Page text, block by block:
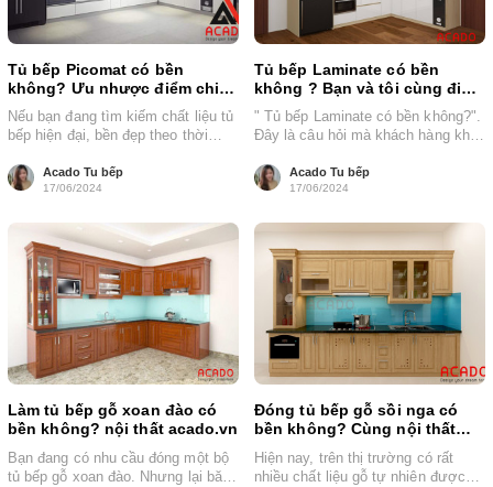
Tủ bếp Picomat có bền
không? Ưu nhược điểm chi
tiết
Nếu bạn đang tìm kiếm chất liệu tủ
bếp hiện đại, bền đẹp theo thời
Acado Tu bếp
17/06/2024
Tủ bếp Laminate có bền
không ? Bạn và tôi cùng đi
tìm hiểu - acado.vn
" Tủ bếp Laminate có bền không?".
Đây là câu hỏi mà khách hàng khi
Acado Tu bếp
17/06/2024
Làm tủ bếp gỗ xoan đào có
bền không? nội thất acado.vn
Bạn đang có nhu cầu đóng một bộ
tủ bếp gỗ xoan đào. Nhưng lại băn
Đóng tủ bếp gỗ sồi nga có
bền không? Cùng nội thất
Hiện nay, trên thị trường có rất
nhiều chất liệu gỗ tự nhiên được